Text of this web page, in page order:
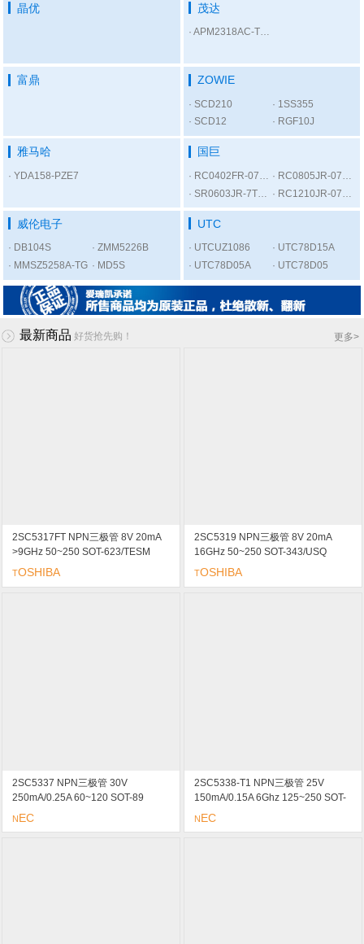
晶优 茂达
APM2318AC-TRL
富鼎 ZOWIE
SCD210
1SS355
SCD12
RGF10J
雅马哈
YDA158-PZE7
国巨
RC0402FR-07300RL
RC0805JR-075K6L
SR0603JR-7T1KL
RC1210JR-0756RL
威伦电子
DB104S
ZMM5226B
MMSZ5258A-TG
MD5S
UTC
UTCUZ1086
UTC78D15A
UTC78D05A
UTC78D05
更多>
最新商品 好货抢先购！
2SC5317FT NPN三极管 8V 20mA
>9GHz 50~250 SOT-623/TESM
marking/标记 MT VHL?UFL波段低
TOSHIBA
2SC5319 NPN三极管 8V 20mA
16GHz 50~250 SOT-343/USQ
marking/标记 MT VHL?UFL波段低
TOSHIBA
2SC5337 NPN三极管 30V
250mA/0.25A 60~120 SOT-89
marking/标记 QR 高频低失真放大器
NEC
2SC5338-T1 NPN三极管 25V
150mA/0.15A 6Ghz 125~250 SOT-
89 marking/标记 SE 高频低失真放
NEC